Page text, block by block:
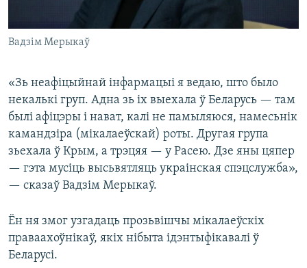
Вадзім Мерыкаў
«Зь неафіцыйнай інфармацыі я ведаю, што было
некалькі груп. Адна зь іх выехала ў Беларусь — там
былі афіцэры і нават, калі не памыляюся, намесьнік
камандзіра (мікалаеўскай) роты. Другая група
зьехала ў Крым, а трэцяя — у Расею. Дзе яны цяпер
— гэта мусіць высьвятляць украінская спэцслужба»,
— сказаў Вадзім Мерыкаў.
Ён ня змог узгадаць прозьвішчы мікалаеўскіх
праваахоўнікаў, якіх нібыта ідэнтыфікавалі ў
Беларусі.